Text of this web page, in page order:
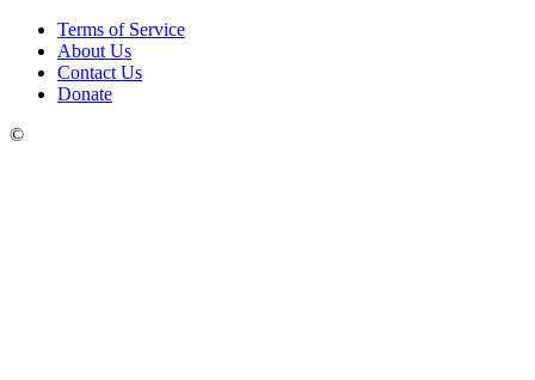
Terms of Service
About Us
Contact Us
Donate
©